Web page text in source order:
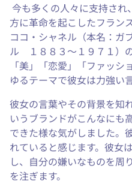
今も多くの人々に支持さ
方に革命を起こしたフラン
ココ・シャネル（本名：ガ
ル １８８３～１９７１）
「美」「恋愛」「ファッ
ゆるテーマで彼女は力強い
彼女の言葉やその背景を知
いうブランドがこんなにも
できた様な気がしました。
れていると感じます。彼女
し、自分の嫌いなものを周
を注ぎます。